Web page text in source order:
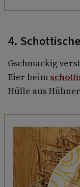
4.
Gschmackig
Eier beim
Hülle aus